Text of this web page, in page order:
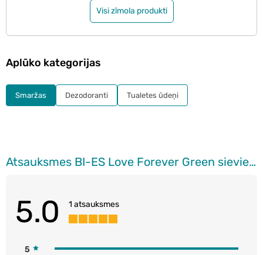
Visi zīmola produkti
Atsauksmes BI-ES Love Forever Green sieviešu smaržas, 15ml
5.0 1 atsauksmes
5
Aplūko kategorijas
Smaržas Dezodoranti Tualetes ūdeņi